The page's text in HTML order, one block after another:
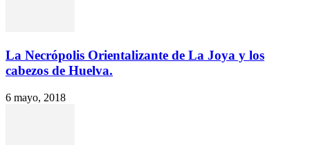
La Necrópolis Orientalizante de La Joya y los
cabezos de Huelva.
6 mayo, 2018